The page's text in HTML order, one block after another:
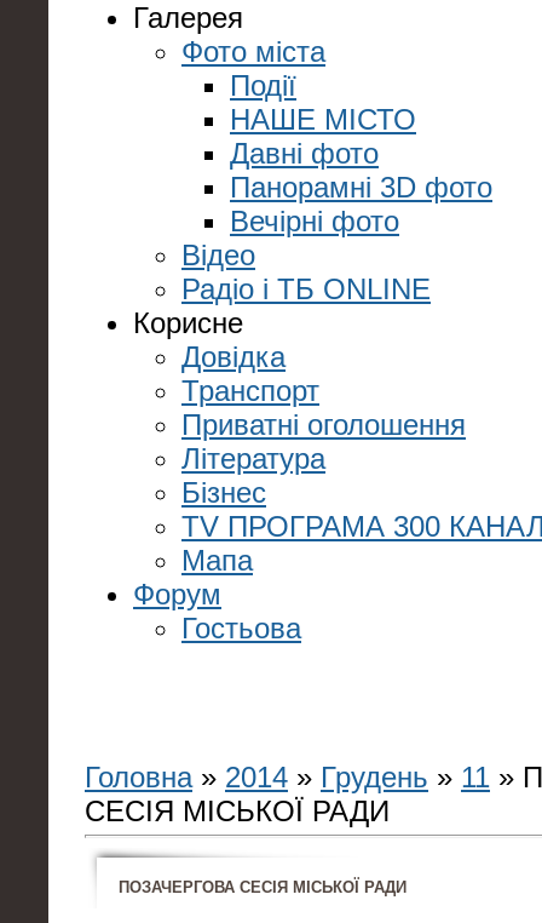
Галерея
Фото міста
Події
НАШЕ МІСТО
Давні фото
Панорамні 3D фото
Вечірні фото
Відео
Радіо і ТБ ONLINE
Корисне
Довідка
Транспорт
Приватні оголошення
Література
Бізнес
TV ПРОГРАМА 300
Мапа
Форум
Гостьова
Головна» 2014 » Грудень » 11 »
СЕСІЯ МІСЬКОЇ РАДИ
ПОЗАЧЕРГОВА СЕСІЯ МІСЬКОЇ РАДИ